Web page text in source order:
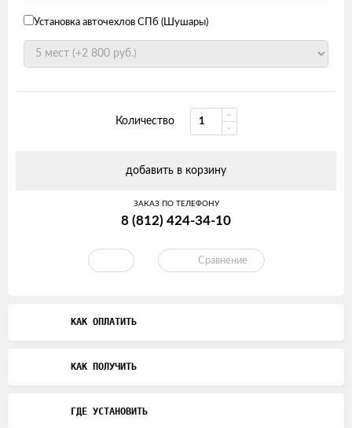
Установка авточехлов СПб (Шушары)
Количество
добавить в корзину
ЗАКАЗ ПО ТЕЛЕФОНУ
8 (812) 424-34-10
Сравнение
КАК ОПЛАТИТЬ
КАК ПОЛУЧИТЬ
ГДЕ УСТАНОВИТЬ